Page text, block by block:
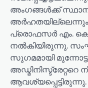
അംഗങ്ങൾക്ക്
അർഹതയില്ലെന്നും
പ്രൊഫസർ എം.
നൽകിയിരുന്നു.
സുഗമമായി
അഡ്മിനിസ്ട്രേറ്ററെ
ആവശ്യപ്പെട്ടിരുന്നു.